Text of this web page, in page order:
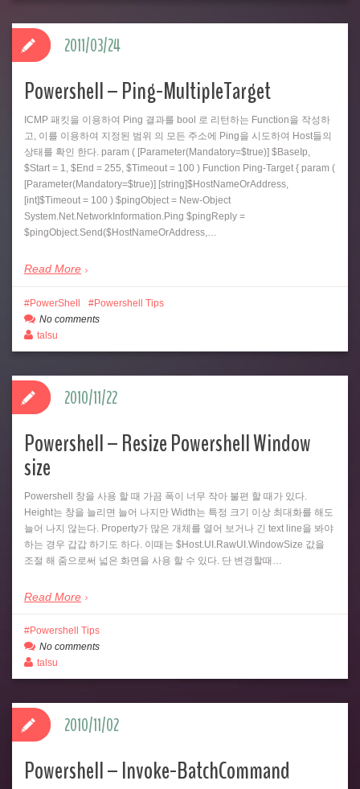
Powershell – Ping-MultipleTarget
ICMP 패킷을 이용하여 Ping 결과를 bool 로 리턴하는 Function을 작성하
고, 이를 이용하여 지정된 범위 의 모든 주소에 Ping을 시도하여 Host들의
상태를 확인 한다. param ( [Parameter(Mandatory=$true)] $BaseIp,
$Start = 1, $End = 255, $Timeout = 100 ) Function Ping-Target { param (
[Parameter(Mandatory=$true)] [string]$HostNameOrAddress,
[int]$Timeout = 100 ) $pingObject = New-Object
System.Net.NetworkInformation.Ping $pingReply =
$pingObject.Send($HostNameOrAddress,…
Read More
2011/03/24
PowerShell
Powershell Tips
No comments
talsu
Powershell – Resize Powershell Window
size
Powershell 창을 사용 할 때 가끔 폭이 너무 작아 불편 할 때가 있다.
Height는 창을 늘리면 늘어 나지만 Width는 특정 크기 이상 최대화를 해도
늘어 나지 않는다. Property가 많은 개체를 열어 보거나 긴 text line을 봐야
하는 경우 갑갑 하기도 하다. 이때는 $Host.UI.RawUI.WindowSize 값을
조절 해 줌으로써 넓은 화면을 사용 할 수 있다. 단 변경할때…
Read More
2010/11/22
Powershell Tips
No comments
talsu
Powershell – Invoke-BatchCommand
2010/11/02